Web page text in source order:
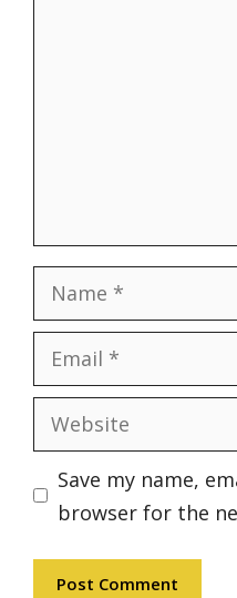
Name
Email
Website
Save my name,
browser for the